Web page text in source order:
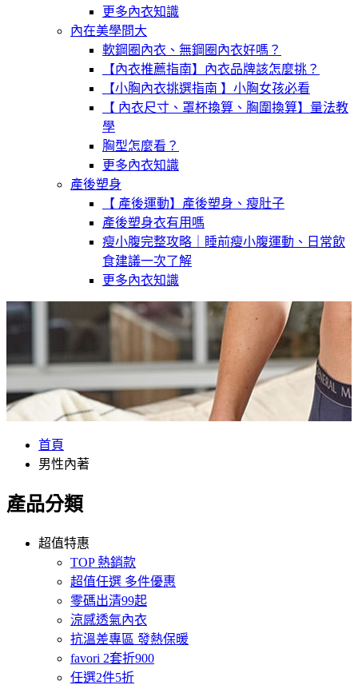
更多內衣知識
內在美學問大
軟鋼圈內衣、無鋼圈內衣好嗎？
【內衣推薦指南】內衣品牌該怎麼挑？
【小胸內衣挑選指南 】小胸女孩必看
【 內衣尺寸、罩杯換算、胸圍換算】量法教
學
胸型怎麼看？
更多內衣知識
產後塑身
【 產後運動】產後塑身、瘦肚子
產後塑身衣有用嗎
瘦小腹完整攻略｜睡前瘦小腹運動、日常飲
食建議一次了解
更多內衣知識
首頁
男性內著
產品分類
超值特惠
TOP 熱銷款
超值任選 多件優惠
零碼出清99起
涼感透氣內衣
抗溫差專區 發熱保暖
favori 2套折900
任選2件5折